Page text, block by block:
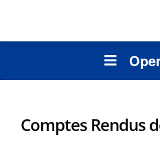
Comptes Rendus